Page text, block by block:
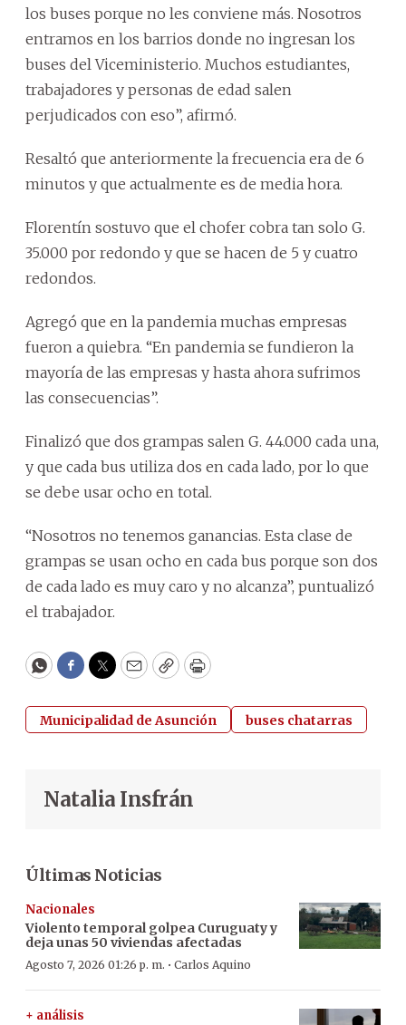
los buses porque no les conviene más. Nosotros
entramos en los barrios donde no ingresan los
buses del Viceministerio. Muchos estudiantes,
trabajadores y personas de edad salen
perjudicados con eso”, afirmó.
Resaltó que anteriormente la frecuencia era de 6
minutos y que actualmente es de media hora.
Florentín sostuvo que el chofer cobra tan solo G.
35.000 por redondo y que se hacen de 5 y cuatro
redondos.
Agregó que en la pandemia muchas empresas
fueron a quiebra. “En pandemia se fundieron la
mayoría de las empresas y hasta ahora sufrimos
las consecuencias”.
Finalizó que dos grampas salen G. 44.000 cada una,
y que cada bus utiliza dos en cada lado, por lo que
se debe usar ocho en total.
“Nosotros no tenemos ganancias. Esta clase de
grampas se usan ocho en cada bus porque son dos
de cada lado es muy caro y no alcanza”, puntualizó
el trabajador.
WhatsApp
Facebook
Twitter
EmailCopyPrint
Municipalidad de Asunción buses chatarras
Natalia Insfrán
Últimas Noticias
Nacionales
Violento temporal golpea Curuguaty y
deja unas 50 viviendas afectadas
Agosto 7, 2026 01:26 p. m. · Carlos Aquino
+ análisis